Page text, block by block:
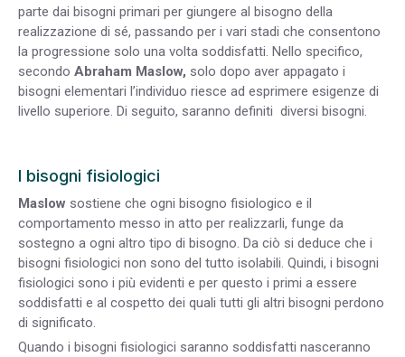
parte dai bisogni primari per giungere al bisogno della
realizzazione di sé, passando per i vari stadi che consentono
la progressione solo una volta soddisfatti. Nello specifico,
secondo Abraham Maslow, solo dopo aver appagato i
bisogni elementari l’individuo riesce ad esprimere esigenze di
livello superiore. Di seguito, saranno definiti diversi bisogni.
I bisogni fisiologici
Maslow sostiene che ogni bisogno fisiologico e il
comportamento messo in atto per realizzarli, funge da
sostegno a ogni altro tipo di bisogno. Da ciò si deduce che i
bisogni fisiologici non sono del tutto isolabili. Quindi, i bisogni
fisiologici sono i più evidenti e per questo i primi a essere
soddisfatti e al cospetto dei quali tutti gli altri bisogni perdono
di significato.
Quando i bisogni fisiologici saranno soddisfatti nasceranno